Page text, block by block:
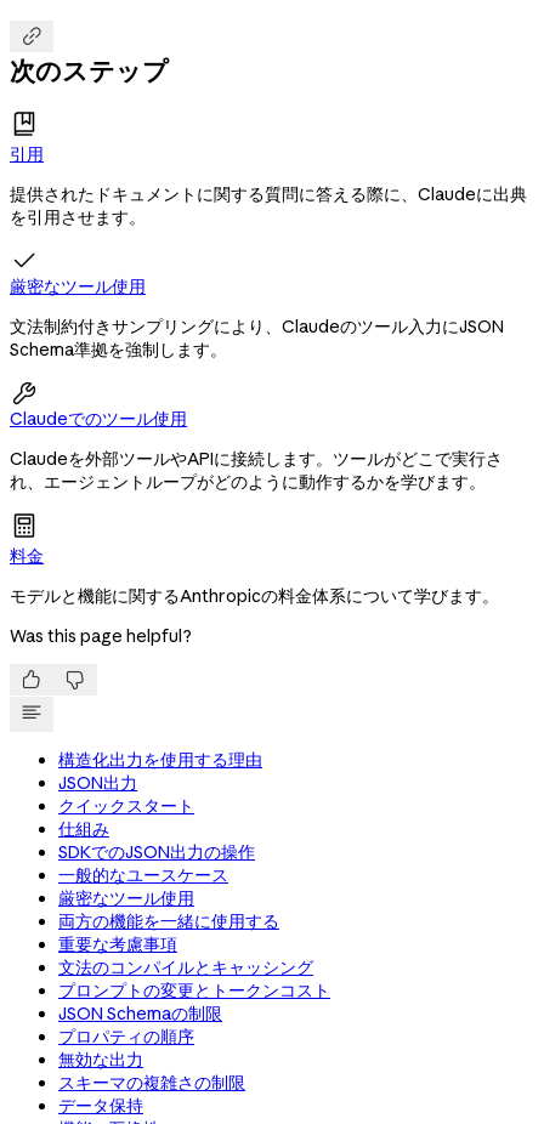

次のステップ
引用
提供されたドキュメントに関する質問に答える際に、Claudeに出典
を引用させます。

厳密なツール使用
文法制約付きサンプリングにより、Claudeのツール入力にJSON
Schema準拠を強制します。

Claudeでのツール使用
Claudeを外部ツールやAPIに接続します。ツールがどこで実行さ
れ、エージェントループがどのように動作するかを学びます。
料金
モデルと機能に関するAnthropicの料金体系について学びます。
Was this page helpful?
 
構造化出力を使用する理由
JSON出力
クイックスタート
仕組み
SDKでのJSON出力の操作
一般的なユースケース
厳密なツール使用
両方の機能を一緒に使用する
重要な考慮事項
文法のコンパイルとキャッシング
プロンプトの変更とトークンコスト
JSON Schemaの制限
プロパティの順序
無効な出力
スキーマの複雑さの制限
データ保持